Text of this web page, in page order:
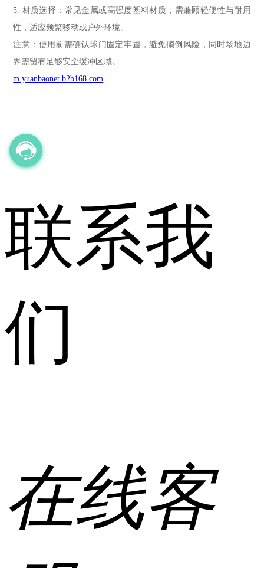
5. 材质选择：常见金属或高强度塑料材质，需兼顾轻便性与耐用
性，适应频繁移动或户外环境。
注意：使用前需确认球门固定牢固，避免倾倒风险，同时场地边
界需留有足够安全缓冲区域。
m.yuanbaonet.b2b168.com
联系我
们
在线客